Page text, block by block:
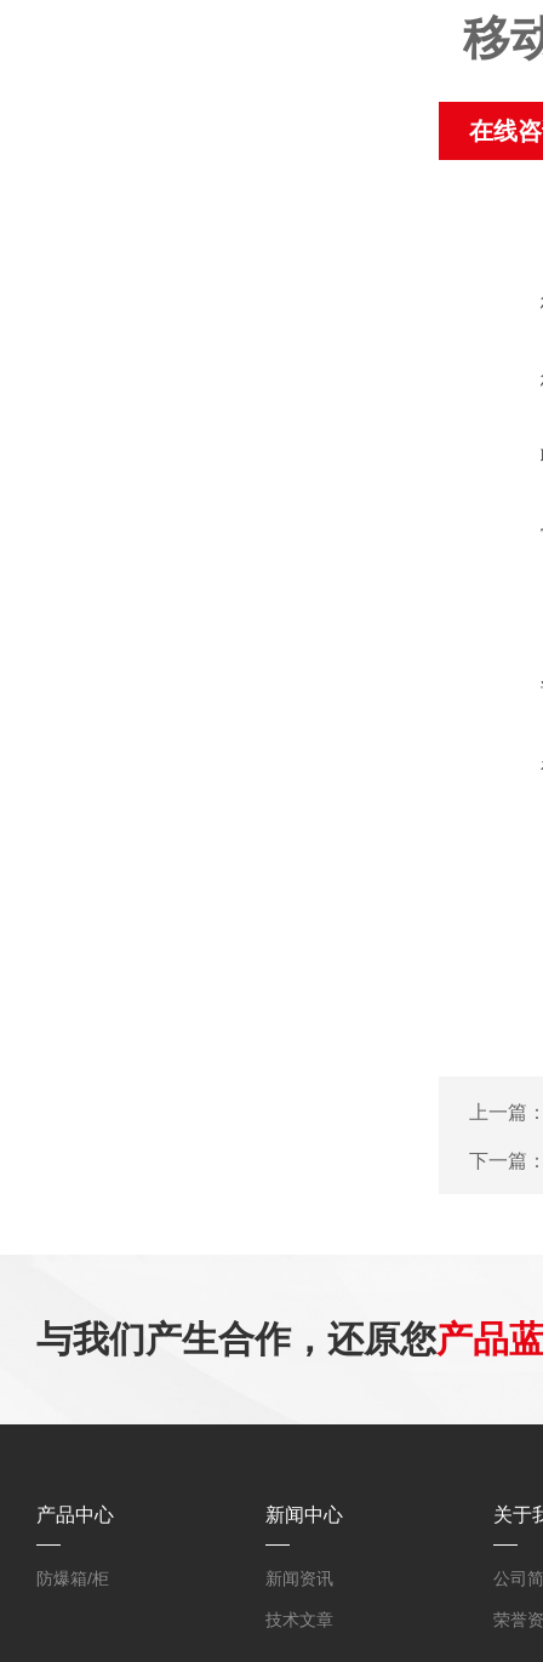
移
在线
上一篇
下一篇
与我们产生合作，还原您产品
产品中心
防爆箱/柜
新闻中心
新闻资讯
技术文章
关于
公司
荣誉